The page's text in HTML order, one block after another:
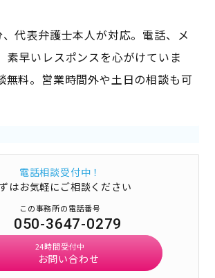
代表弁護士本人が対応。電話、メ
素早いレスポンスを心がけていま
無料。営業時間外や土日の相談も可
電話相談受付中！
はお気軽にご相談ください
この事務所の電話番号
050-3647-0279
24時間受付中
お問い合わせ